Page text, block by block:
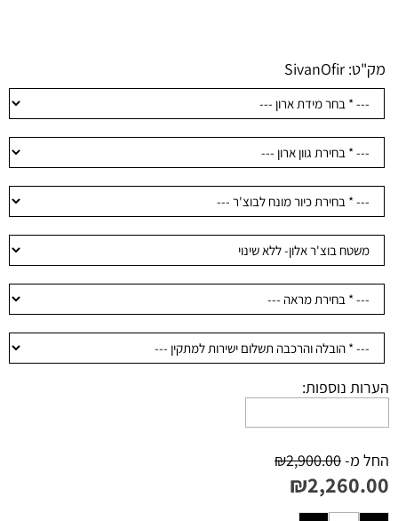
מק"ט: SivanOfir
הערות נוספות:
החל מ- ₪2,900.00
₪2,260.00